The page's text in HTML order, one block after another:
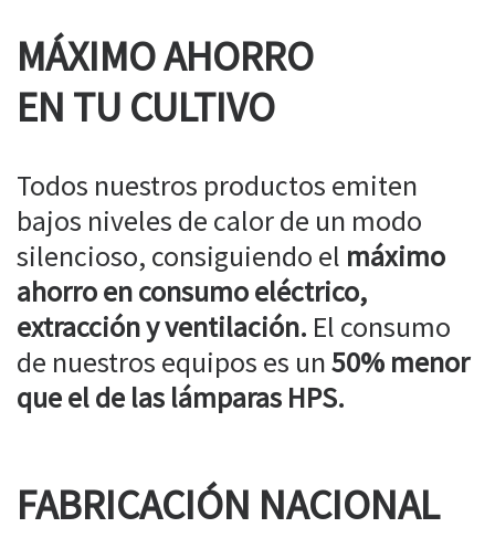
MÁXIMO AHORRO
EN TU CULTIVO
Todos nuestros productos emiten
bajos niveles de calor de un modo
silencioso, consiguiendo el máximo
ahorro en consumo eléctrico,
extracción y ventilación. El consumo
de nuestros equipos es un50% menor
que el de las lámparas HPS.
FABRICACIÓN NACIONAL